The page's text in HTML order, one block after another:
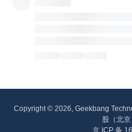
Copyright © 2026, Geekbang
股（北
京 ICP 备